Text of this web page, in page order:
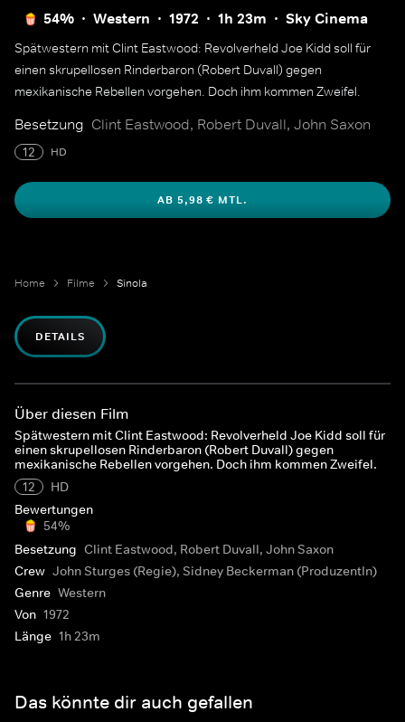
54% Western 1972 1h 23m Sky Cinema
Spätwestern mit Clint Eastwood: Revolverheld Joe Kidd soll für
einen skrupellosen Rinderbaron (Robert Duvall) gegen
mexikanische Rebellen vorgehen. Doch ihm kommen Zweifel.
Besetzung Clint Eastwood, Robert Duvall, John Saxon
12 HD
AB 5,98 € MTL.
Home Filme Sinola
DETAILS
Über diesen Film
Spätwestern mit Clint Eastwood: Revolverheld Joe Kidd soll für
einen skrupellosen Rinderbaron (Robert Duvall) gegen
mexikanische Rebellen vorgehen. Doch ihm kommen Zweifel.
12
HD
Bewertungen
54%
Besetzung Clint Eastwood, Robert Duvall, John Saxon
Crew John Sturges (Regie), Sidney Beckerman (ProduzentIn)
Genre Western
Von 1972
Länge 1h 23m
Das könnte dir auch gefallen